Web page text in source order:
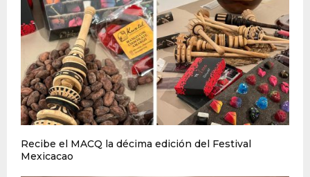
Recibe el MACQ la décima edición del Festival
Mexicacao